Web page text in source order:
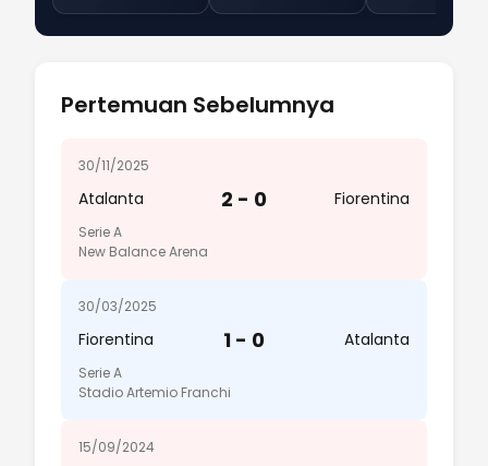
Pertemuan Sebelumnya
30/11/2025
Atalanta 2 - 0 Fiorentina
Serie A
New Balance Arena
30/03/2025
Fiorentina 1 - 0 Atalanta
Serie A
Stadio Artemio Franchi
15/09/2024